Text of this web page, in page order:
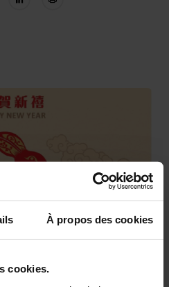
À propos des cookies
cookies.